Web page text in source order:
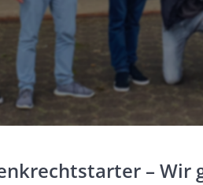
– Wir